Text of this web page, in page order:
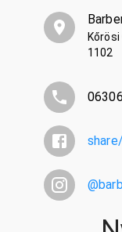
1102
@